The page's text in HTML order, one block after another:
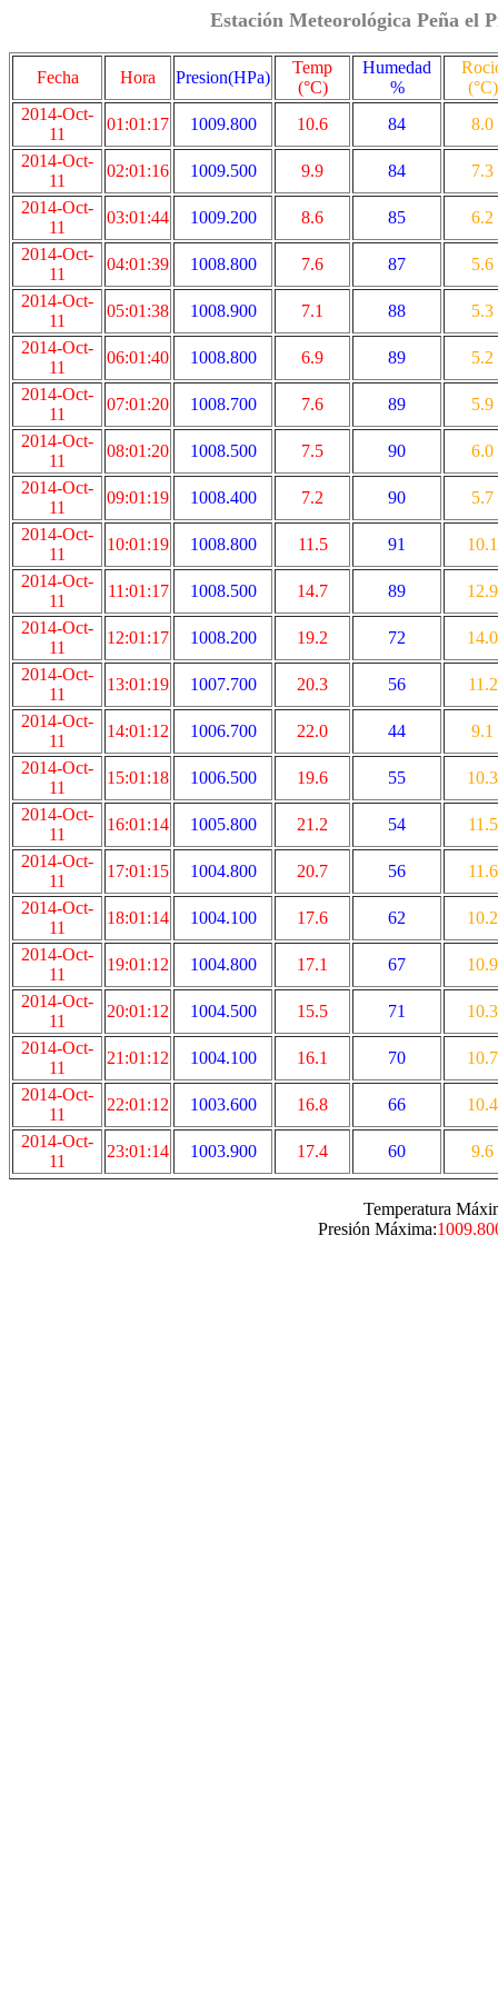
Estación Meteorológica Peña el
Fecha Hora Presion(HPa)
Temp
(°C)
Humedad
%
(°C)
2014-Oct-
11
01:01:17 1009.800 10.6 84
8.0
2014-Oct-
11
02:01:16 1009.500 9.9 84
7.3
2014-Oct-
11
03:01:44 1009.200 8.6 85
6.2
2014-Oct-
11
04:01:39 1008.800 7.6 87
5.6
2014-Oct-
11
05:01:38 1008.900 7.1 88
5.3
2014-Oct-
11
06:01:40 1008.800 6.9 89
5.2
2014-Oct-
11
07:01:20 1008.700 7.6 89
5.9
2014-Oct-
11
08:01:20 1008.500 7.5 90
6.0
2014-Oct-
11
09:01:19 1008.400 7.2 90
5.7
2014-Oct-
11
10:01:19 1008.800 11.5 91
10.1
2014-Oct-
11
11:01:17 1008.500 14.7 89
12.9
2014-Oct-
11
12:01:17 1008.200 19.2 72
14.0
2014-Oct-
11
13:01:19 1007.700 20.3 56
11.2
2014-Oct-
11
14:01:12 1006.700 22.0 44
9.1
2014-Oct-
11
15:01:18 1006.500 19.6 55
10.3
2014-Oct-
11
16:01:14 1005.800 21.2 54
11.5
2014-Oct-
11
17:01:15 1004.800 20.7 56
11.6
2014-Oct-
11
18:01:14 1004.100 17.6 62
10.2
2014-Oct-
11
19:01:12 1004.800 17.1 67
10.9
2014-Oct-
11
20:01:12 1004.500 15.5 71
10.3
2014-Oct-
11
21:01:12 1004.100 16.1 70
10.7
2014-Oct-
11
22:01:12 1003.600 16.8 66
10.4
2014-Oct-
11
23:01:14 1003.900 17.4 60 9.6
Temperatura
Presión Máxima: